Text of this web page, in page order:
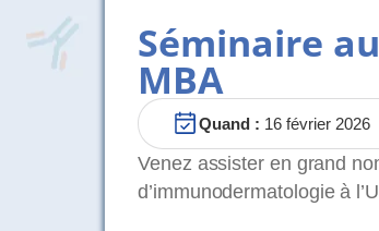
Séminaire
MBA
Quand : 16 février 2026
Venez assister en grand
d’immunodermatologie à